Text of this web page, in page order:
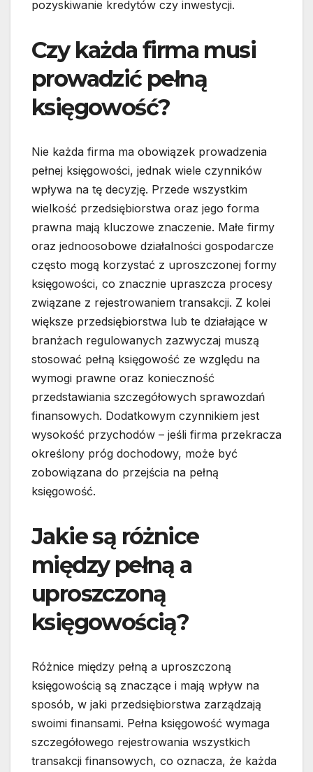
pozyskiwanie kredytów czy inwestycji.
Czy każda firma musi
prowadzić pełną
księgowość?
Nie każda firma ma obowiązek prowadzenia
pełnej księgowości, jednak wiele czynników
wpływa na tę decyzję. Przede wszystkim
wielkość przedsiębiorstwa oraz jego forma
prawna mają kluczowe znaczenie. Małe firmy
oraz jednoosobowe działalności gospodarcze
często mogą korzystać z uproszczonej formy
księgowości, co znacznie upraszcza procesy
związane z rejestrowaniem transakcji. Z kolei
większe przedsiębiorstwa lub te działające w
branżach regulowanych zazwyczaj muszą
stosować pełną księgowość ze względu na
wymogi prawne oraz konieczność
przedstawiania szczegółowych sprawozdań
finansowych. Dodatkowym czynnikiem jest
wysokość przychodów – jeśli firma przekracza
określony próg dochodowy, może być
zobowiązana do przejścia na pełną
księgowość.
Jakie są różnice
między pełną a
uproszczoną
księgowością?
Różnice między pełną a uproszczoną
księgowością są znaczące i mają wpływ na
sposób, w jaki przedsiębiorstwa zarządzają
swoimi finansami. Pełna księgowość wymaga
szczegółowego rejestrowania wszystkich
transakcji finansowych, co oznacza, że każda